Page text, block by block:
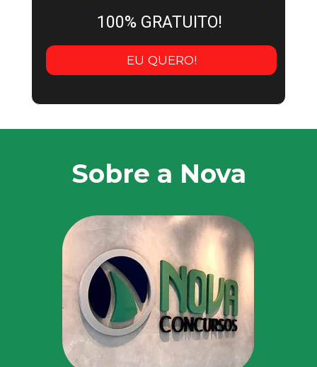
100% GRATUITO!
EU QUERO!
Sobre a Nova